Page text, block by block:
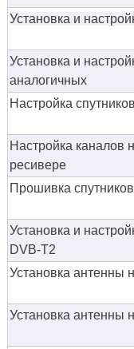
Установка и
Установка и
аналогичных
Настройка
Настройка каналов
ресивере
Прошивка
Установка и
DVB-T2
Установка антенны
Установка антенны